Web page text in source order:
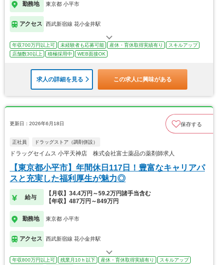
勤務地 東京都 小平市
アクセス 西武新宿線 花小金井駅
年収700万円以上可 未経験者も応募可能 産休・育休取得実績有り
スキルアップ
店舗数30以上
積極採用中 WEB面接OK
求人の詳細を見る この求人に興味がある
更新日：2026年6月18日 保存する
正社員 ドラッグストア（調剤併設）
ドラッグセイムス 小平天神店 株式会社富士薬品の薬剤師求人
【東京都小平市】年間休日117日！豊富なキャリアパ
スと充実した福利厚生が魅力◎
給与
【月収】34.4万円～59.2万円諸手当含む
【年収】487万円～849万円
勤務地 東京都 小平市
アクセス 西武新宿線 花小金井駅
年収800万円以上可 残業月10ｈ以下 産休・育休取得実績有り
スキルアップ